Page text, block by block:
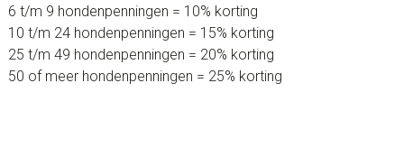
6 t/m 9 hondenpenningen = 10% korting
10 t/m 24 hondenpenningen = 15% korting
25 t/m 49 hondenpenningen = 20% korting
50 of meer hondenpenningen = 25% korting